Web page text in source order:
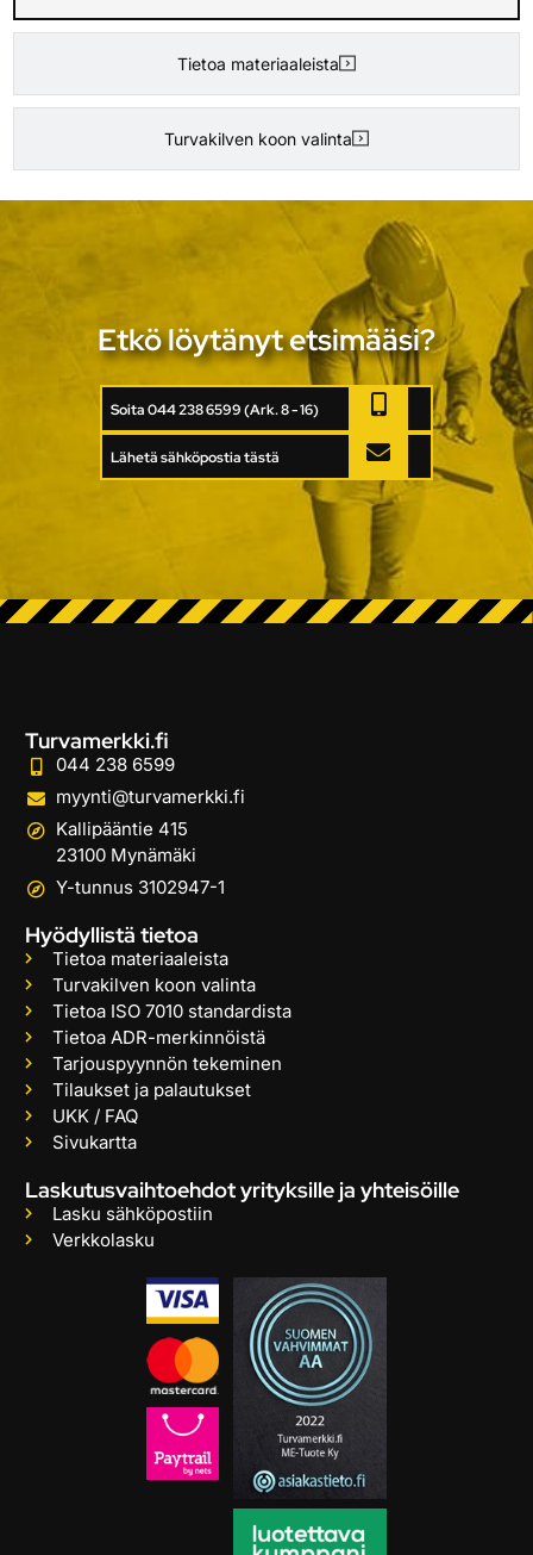
Tietoa materiaaleista
Turvakilven koon valinta
Etkö löytänyt etsimääsi?
Soita 044 238 6599 (Ark. 8 - 16)
Lähetä sähköpostia tästä
Turvamerkki.fi
044 238 6599
myynti@turvamerkki.fi
Kallipääntie 415
23100 Mynämäki
Y-tunnus 3102947-1
Hyödyllistä tietoa
Tietoa materiaaleista
Turvakilven koon valinta
Tietoa ISO 7010 standardista
Tietoa ADR-merkinnöistä
Tarjouspyynnön tekeminen
Tilaukset ja palautukset
UKK / FAQ
Sivukartta
Laskutusvaihtoehdot yrityksille ja yhteisöille
Lasku sähköpostiin
Verkkolasku